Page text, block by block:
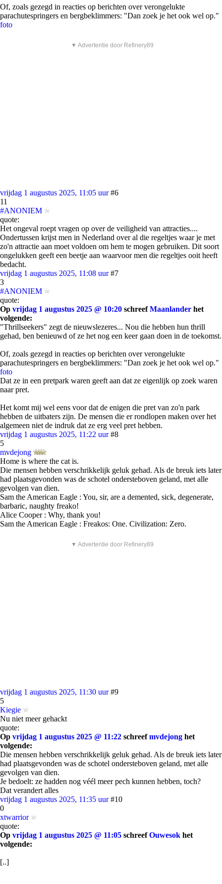
Of, zoals gezegd in reacties op berichten over verongelukte
parachutespringers en bergbeklimmers: "Dan zoek je het ook wel op."
foto
▼ Advertentie door Refinery89
vrijdag 1 augustus 2025, 11:05 uur #6
11
#ANONIEM
quote:
Het ongeval roept vragen op over de veiligheid van attracties....
Ondertussen krijst men in Nederland over al die regeltjes waar je met
zo'n attractie aan moet voldoen om hem te mogen gebruiken. Dit soort
ongelukken geeft een beetje aan waarvoor men die regeltjes ooit heeft
bedacht.
vrijdag 1 augustus 2025, 11:08 uur #7
3
#ANONIEM
quote:
Op vrijdag 1 augustus 2025 @ 10:20 schreefMaanlander het
volgende:
"Thrillseekers" zegt de nieuwslezeres... Nou die hebben hun thrill
gehad, ben benieuwd of ze het nog een keer gaan doen in de toekomst.
Of, zoals gezegd in reacties op berichten over verongelukte
parachutespringers en bergbeklimmers: "Dan zoek je het ook wel op."
foto
Dat ze in een pretpark waren geeft aan dat ze eigenlijk op zoek waren
naar pret.
Het komt mij wel eens voor dat de enigen die pret van zo'n park
hebben de uitbaters zijn. De mensen die er rondlopen maken over het
algemeen niet de indruk dat ze erg veel pret hebben.
vrijdag 1 augustus 2025, 11:22 uur #8
5
mvdejong
Home is where the cat is.
Die mensen hebben verschrikkelijk geluk gehad. Als de breuk iets later
had plaatsgevonden was de schotel ondersteboven geland, met alle
gevolgen van dien.
Sam the American Eagle : You, sir, are a demented, sick, degenerate,
barbaric, naughty freako!
Alice Cooper : Why, thank you!
Sam the American Eagle : Freakos: One. Civilization: Zero.
▼ Advertentie door Refinery89
vrijdag 1 augustus 2025, 11:30 uur #9
5
Kiegie
Nu niet meer gehackt
quote:
Op vrijdag 1 augustus 2025 @ 11:22 schreefmvdejong het
volgende:
Die mensen hebben verschrikkelijk geluk gehad. Als de breuk iets later
had plaatsgevonden was de schotel ondersteboven geland, met alle
gevolgen van dien.
Je bedoelt: ze hadden nog véél meer pech kunnen hebben, toch?
Dat verandert alles
vrijdag 1 augustus 2025, 11:35 uur #10
0
xtwarrior
quote:
Op vrijdag 1 augustus 2025 @ 11:05 schreefOuwesok het
volgende:
[..]